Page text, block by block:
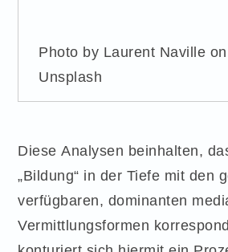
Photo by Laurent Naville on
Unsplash
Diese Analysen beinhalten,
„Bildung“ in der Tiefe mit den
verfügbaren, dominanten
Vermittlungsformen